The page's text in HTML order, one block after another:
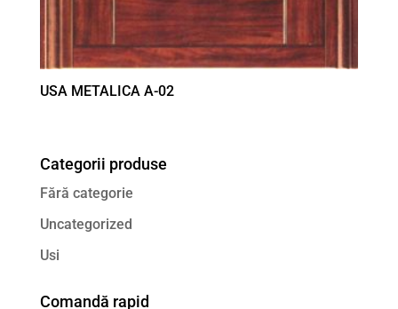
USA METALICA A-02
Categorii produse
Fără categorie
Uncategorized
Usi
Comandă rapid